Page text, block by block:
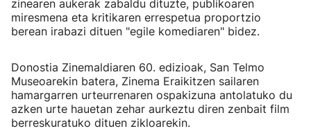
zinearen aukerak zabaldu dituzte, publikoaren
miresmena eta kritikaren errespetua proportzio
berean irabazi dituen "egile komediaren" bidez.
Donostia Zinemaldiaren 60. edizioak, San Telmo
Museoarekin batera, Zinema Eraikitzen sailaren
hamargarren urteurrenaren ospakizuna antolatuko du
azken urte hauetan zehar aurkeztu diren zenbait film
berreskuratuko dituen zikloarekin.